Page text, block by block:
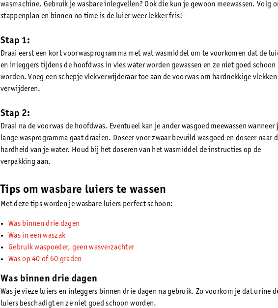
wasmachine. Gebruik je wasbare inlegvellen? Ook die kun je gewoon meewassen. Volg
stappenplan en binnen no time is de luier weer lekker fris!
Stap 1:
Draai eerst een kort voorwasprogramma met wat wasmiddel om te voorkomen dat de
en inleggers tijdens de hoofdwas in vies water worden gewassen en ze niet goed schoon
worden. Voeg een schepje vlekverwijderaar toe aan de voorwas om hardnekkige vlekken
verwijderen.
Stap 2:
Draai na de voorwas de hoofdwas. Eventueel kan je ander wasgoed meewassen wanneer
lange wasprogramma gaat draaien. Doseer voor zwaar bevuild wasgoed en doseer naar
hardheid van je water. Houd bij het doseren van het wasmiddel de instructies op de
verpakking aan.
Tips om wasbare luiers te wassen
Met deze tips worden je wasbare luiers perfect schoon:
Was binnen drie dagen
Was in een waszak
Gebruik waspoeder, geen wasverzachter
Was op 40 of 60 graden
Was binnen drie dagen
Was je vieze luiers en inleggers binnen drie dagen na gebruik. Zo voorkom je dat urine
luiers beschadigt en ze niet goed schoon worden.